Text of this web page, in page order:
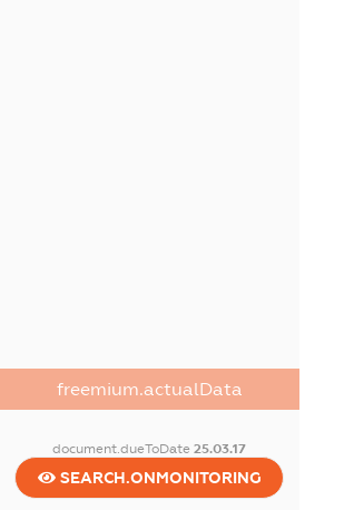
freemium.actualData
document.dueToDate25.03.17
SEARCH.ONMONITORING